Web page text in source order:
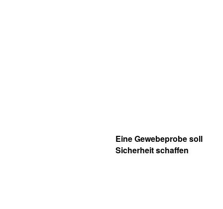
Eine Gewebeprobe soll
Sicherheit schaffen